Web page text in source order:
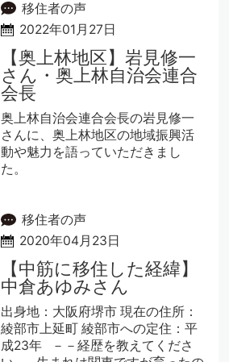
移住者の声
2022年01月27日
【奥上林地区】岩見修一
さん・奥上林自治会連合
会長
奥上林自治会連合会長の岩見修一
さんに、奥上林地区の地域振興活
動や魅力を語っていただきまし
た。
移住者の声
2020年04月23日
【中筋に移住した経緯】
中倉あゆみさん
出身地：大阪府堺市 現在の住所：
綾部市上延町 綾部市への定住：平
成23年 －－経歴を教えてくださ